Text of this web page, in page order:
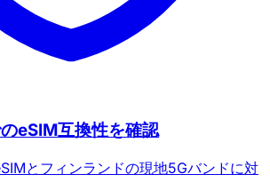
eSIM互換性を確認
とフィンランドの現地5Gバンドに対